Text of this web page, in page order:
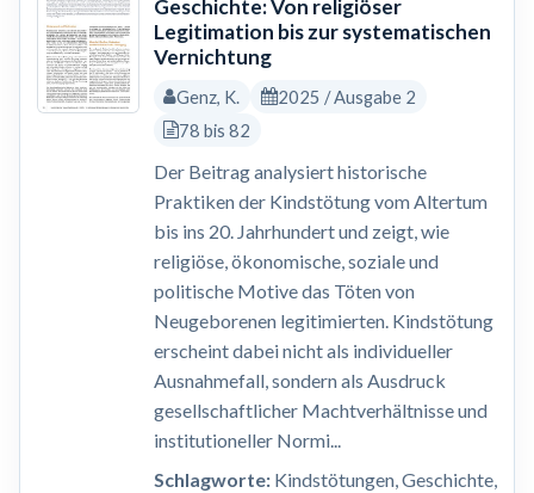
Geschichte: Von religiöser
Legitimation bis zur systematischen
Vernichtung
Genz, K.
2025 / Ausgabe 2
78 bis 82
Der Beitrag analysiert historische
Praktiken der Kindstötung vom Altertum
bis ins 20. Jahrhundert und zeigt, wie
religiöse, ökonomische, soziale und
politische Motive das Töten von
Neugeborenen legitimierten. Kindstötung
erscheint dabei nicht als individueller
Ausnahmefall, sondern als Ausdruck
gesellschaftlicher Machtverhältnisse und
institutioneller Normi...
Schlagworte:Kindstötungen, Geschichte,